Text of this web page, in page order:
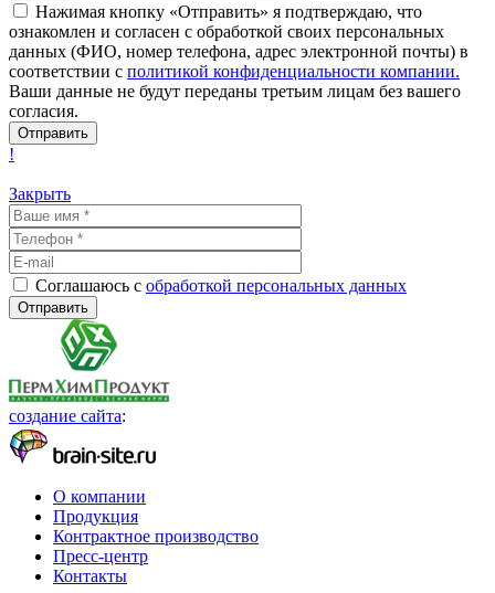
Нажимая кнопку «Отправить» я подтверждаю, что
ознакомлен и согласен с обработкой своих персональных
данных (ФИО, номер телефона, адрес электронной почты) в
соответствии с политикой конфиденциальности компании.
Ваши данные не будут переданы третьим лицам без вашего
согласия.
!
Закрыть
Соглашаюсь с обработкой персональных данных
создание сайта:
О компании
Продукция
Контрактное производство
Пресс-центр
Контакты